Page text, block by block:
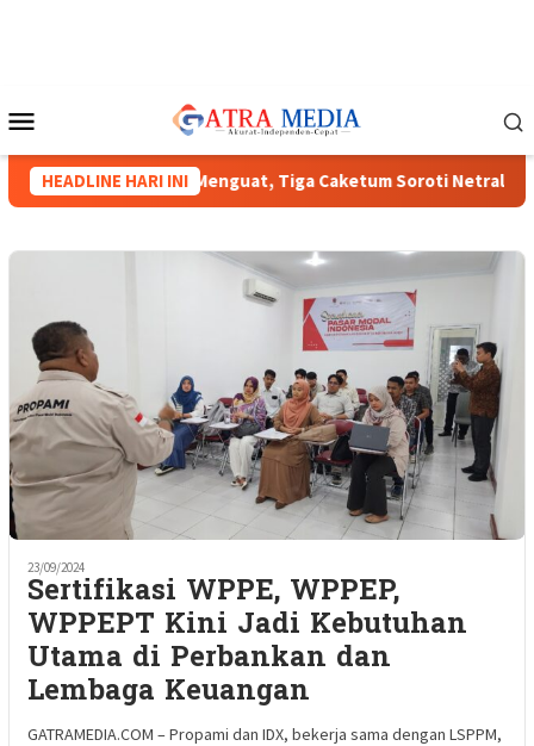
Mobile
HEADLINE HARI INI
HIPMI XVIII Menguat, Tiga Caketum Soroti Netralitas
23/09/2024
Sertifikasi WPPE, WPPEP,
WPPEPT Kini Jadi Kebutuhan
Utama di Perbankan dan
Lembaga Keuangan
GATRAMEDIA.COM – Propami dan IDX, bekerja sama dengan LSPPM,